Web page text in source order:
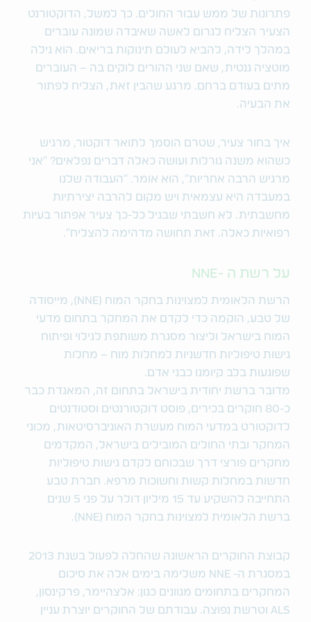
פתרונות של ממש עבור החולים. כך למשל, הדוקטורנט
הצעיר הצליח לגרום לאשה שאיבדה שמונה עוברים
במהלך לידה, להביא לעולם תינוקות בריאים. הוא גילה
מוטציה גנטית, שאם שני ההורים לוקים בה – העוברים
מתים בעודם ברחם. מרגע שהבין זאת, הצליח לפתור
את הבעיה.
איך בחור צעיר, שטרם הוסמך לתואר דוקטור, מרגיש
כשהוא משנה גורלות ועושה כאלה דברים נפלאים? "אני
מרגיש הרבה אחריות", הוא אומר. "העבודה שלנו
במעבדה היא עצמאית ויש מקום להרבה יצירתיות
מחשבתית. לא חשבתי שבגיל כל-כך צעיר אפתור בעיות
רפואיות כאלה. זאת תחושה מדהימה להצליח".
על רשת ה -NNE
הרשת הלאומית למצוינות בחקר המוח (NNE), מייסודה
של טבע, הוקמה כדי לקדם את המחקר בתחום מדעי
המוח בישראל וליצור מסגרת משותפת לגילוי ופיתוח
גישות טיפוליות חדשניות למחלות מוח – מחלות
שפוגעות בלב קיומנו כבני אדם.
מדובר ברשת יחודית בישראל בתחום זה, המאגדת כבר
כ-80 חוקרים בכירים, פוסט דוקטורנטים וסטודנטים
לדוקטורט במדעי המוח מעשרת האוניברסיטאות, מכוני
המחקר ובתי החולים המובילים בישראל, המקדמים
מחקרים פורצי דרך שבכוחם לקדם גישות טיפוליות
חדשות במחלות קשות וחשוכות מרפא. חברת טבע
התחייבה להשקיע עד 15 מיליון דולר על פני 5 שנים
ברשת הלאומית למצוינות בחקר המוח (NNE).
קבוצת החוקרים הראשונה שהחלה לפעול בשנת 2013
במסגרת ה- NNE משלימה בימים אלה את סיכום
המחקרים בתחומים מגוונים כגון: אלצהיימר, פרקינסון,
ALS וטרשת נפוצה. עבודתם של החוקרים יוצרת עניין